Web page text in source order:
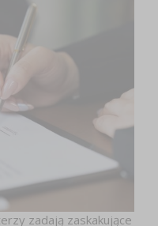
zadają zaskakujące